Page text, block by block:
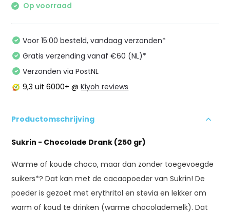
Op voorraad
Voor 15:00 besteld, vandaag verzonden*
Gratis verzending vanaf €60 (NL)*
Verzonden via PostNL
9,3 uit 6000+ @Kiyoh reviews
Productomschrijving
Sukrin - Chocolade Drank (250 gr)
Warme of koude choco, maar dan zonder toegevoegde
suikers*? Dat kan met de cacaopoeder van Sukrin! De
poeder is gezoet met erythritol en stevia en lekker om
warm of koud te drinken (warme chocolademelk). Dat